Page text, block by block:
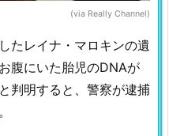
(via Really Channel)
たレイナ・マロキンの遺
腹にいた胎児のDNAが
判明すると、警察が逮捕